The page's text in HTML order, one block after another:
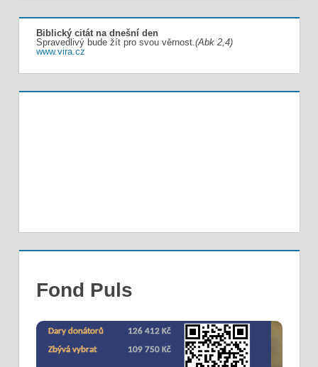
Biblický citát na dnešní den
Spravedlivý bude žít pro svou věrnost.(Abk 2,4)
www.vira.cz
Fond Puls